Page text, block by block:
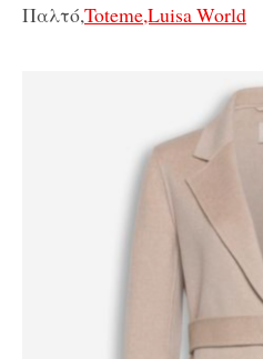
Παλτό,Toteme,Luisa World